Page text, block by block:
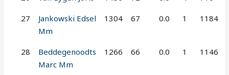
27
Jankowski Edsel
Mm
1304 67 0.0 1 1184
28
Beddegenoodts
Marc Mm
1266 66 0.0 1 1146